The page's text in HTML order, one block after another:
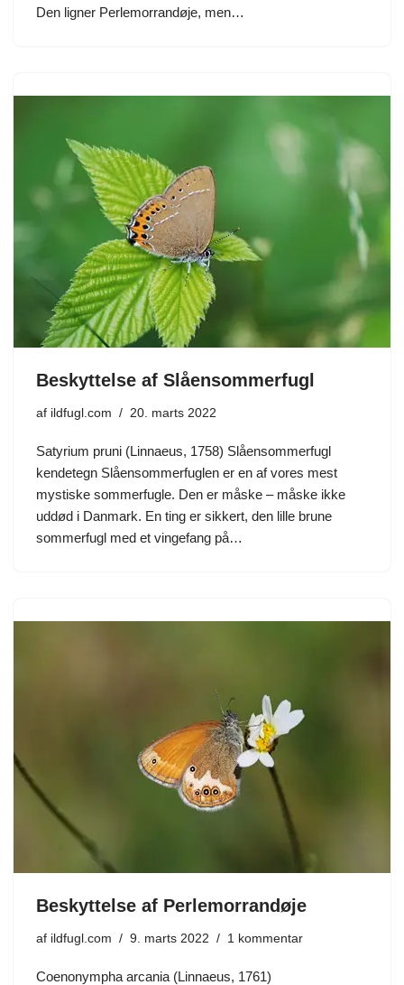
Den ligner Perlemorrandøje, men…
Beskyttelse af Slåensommerfugl
af ildfugl.com 20. marts 2022
Satyrium pruni (Linnaeus, 1758) Slåensommerfugl
kendetegn Slåensommerfuglen er en af vores mest
mystiske sommerfugle. Den er måske – måske ikke
uddød i Danmark. En ting er sikkert, den lille brune
sommerfugl med et vingefang på…
Beskyttelse af Perlemorrandøje
af ildfugl.com 9. marts 2022 1 kommentar
Coenonympha arcania (Linnaeus, 1761)